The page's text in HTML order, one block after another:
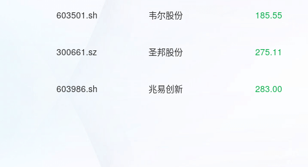
603501.sh 韦尔股份 185.55
300661.sz 圣邦股份 275.11
603986.sh 兆易创新 283.00